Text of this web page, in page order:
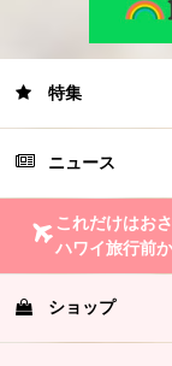
特集
ニュース
これだけはお
ハワイ旅行前
ショップ